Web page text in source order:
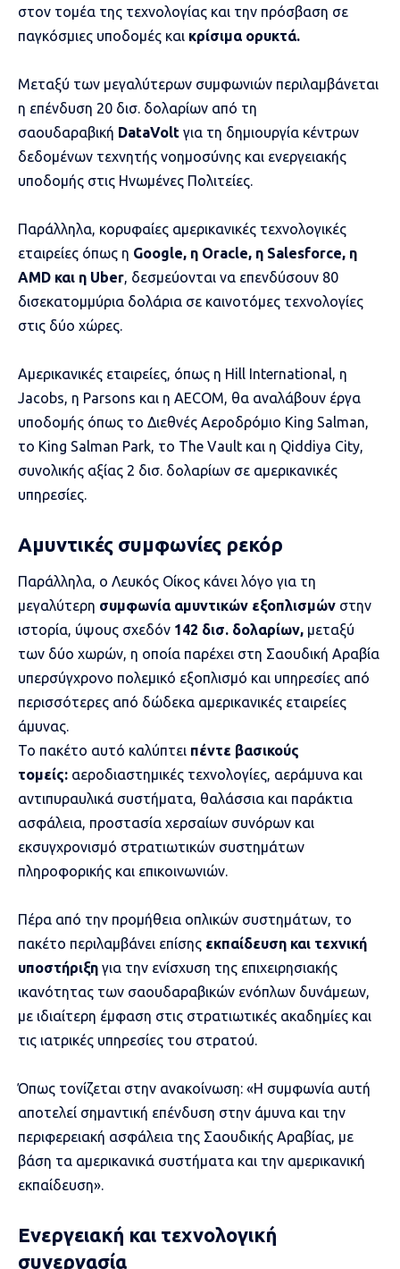
στον τομέα της τεχνολογίας και την πρόσβαση σε
παγκόσμιες υποδομές και κρίσιμα ορυκτά.
Μεταξύ των μεγαλύτερων συμφωνιών περιλαμβάνεται
η επένδυση 20 δισ. δολαρίων από τη
σαουδαραβική DataVolt για τη δημιουργία κέντρων
δεδομένων τεχνητής νοημοσύνης και ενεργειακής
υποδομής στις Ηνωμένες Πολιτείες.
Παράλληλα, κορυφαίες αμερικανικές τεχνολογικές
εταιρείες όπως η Google, η Oracle, η Salesforce, η
AMD και η Uber, δεσμεύονται να επενδύσουν 80
δισεκατομμύρια δολάρια σε καινοτόμες τεχνολογίες
στις δύο χώρες.
Αμερικανικές εταιρείες, όπως η Hill International, η
Jacobs, η Parsons και η AECOM, θα αναλάβουν έργα
υποδομής όπως το Διεθνές Αεροδρόμιο King Salman,
το King Salman Park, το The Vault και η Qiddiya City,
συνολικής αξίας 2 δισ. δολαρίων σε αμερικανικές
υπηρεσίες.
Αμυντικές συμφωνίες ρεκόρ
Παράλληλα, ο Λευκός Οίκος κάνει λόγο για τη
μεγαλύτερη συμφωνία αμυντικών εξοπλισμών στην
ιστορία, ύψους σχεδόν 142 δισ. δολαρίων, μεταξύ
των δύο χωρών, η οποία παρέχει στη Σαουδική Αραβία
υπερσύγχρονο πολεμικό εξοπλισμό και υπηρεσίες από
περισσότερες από δώδεκα αμερικανικές εταιρείες
άμυνας.
Το πακέτο αυτό καλύπτει πέντε βασικούς
τομείς: αεροδιαστημικές τεχνολογίες, αεράμυνα και
αντιπυραυλικά συστήματα, θαλάσσια και παράκτια
ασφάλεια, προστασία χερσαίων συνόρων και
εκσυγχρονισμό στρατιωτικών συστημάτων
πληροφορικής και επικοινωνιών.
Πέρα από την προμήθεια οπλικών συστημάτων, το
πακέτο περιλαμβάνει επίσης εκπαίδευση και τεχνική
υποστήριξη για την ενίσχυση της επιχειρησιακής
ικανότητας των σαουδαραβικών ενόπλων δυνάμεων,
με ιδιαίτερη έμφαση στις στρατιωτικές ακαδημίες και
τις ιατρικές υπηρεσίες του στρατού.
Όπως τονίζεται στην ανακοίνωση: «Η συμφωνία αυτή
αποτελεί σημαντική επένδυση στην άμυνα και την
περιφερειακή ασφάλεια της Σαουδικής Αραβίας, με
βάση τα αμερικανικά συστήματα και την αμερικανική
εκπαίδευση».
Ενεργειακή και τεχνολογική
συνεργασία